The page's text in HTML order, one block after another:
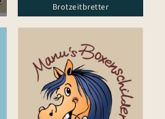
Brotzeitbretter